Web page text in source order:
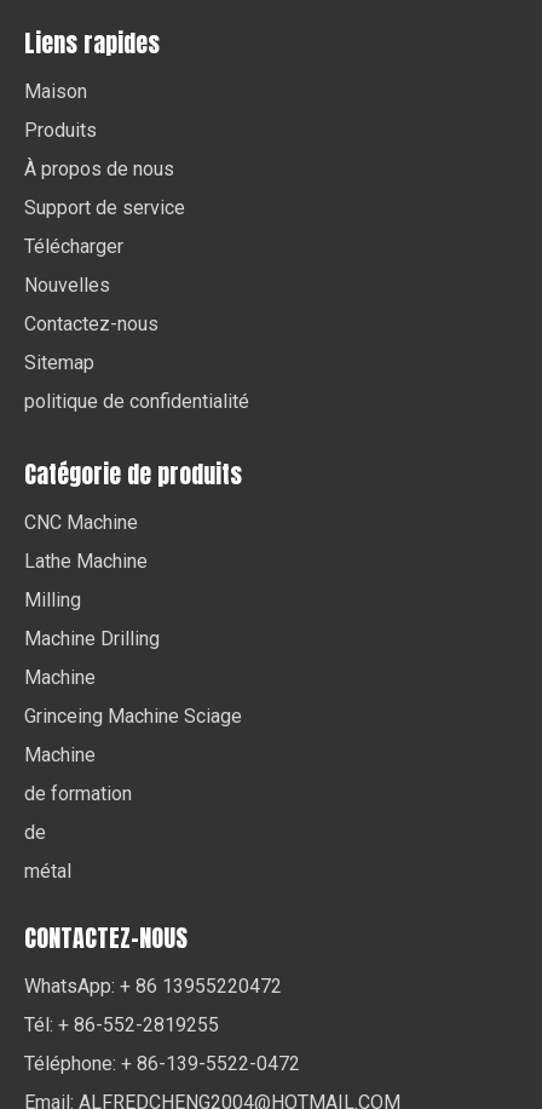
Liens rapides
Maison
Produits
À propos de nous
Support de service
Télécharger
Nouvelles
Contactez-nous
Sitemap
politique de confidentialité
Catégorie de produits
CNC Machine
Lathe Machine
Milling
Machine Drilling
Machine
Grinceing Machine Sciage
Machine
de formation
de
métal
CONTACTEZ-NOUS
WhatsApp: + 86 13955220472
Tél: + 86-552-2819255
Téléphone: + 86-139-5522-0472
Email: ALFREDCHENG2004@HOTMAIL.COM